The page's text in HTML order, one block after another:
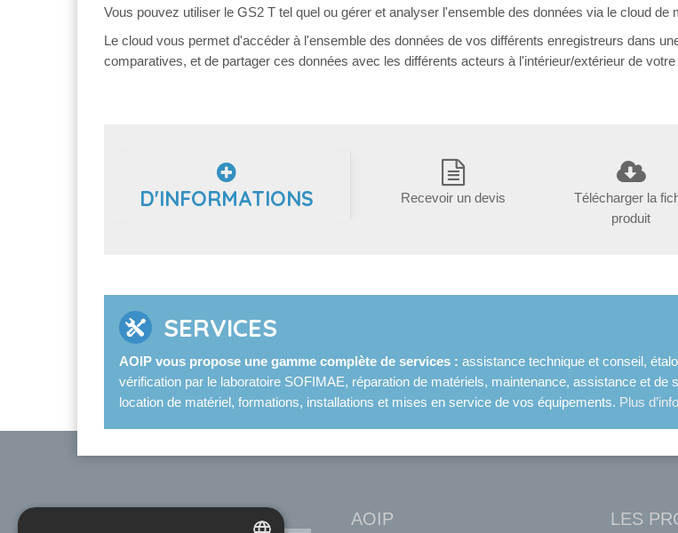
Vous pouvez utiliser le GS2 T tel quel ou gérer et analyser l'ensemble des données via le cloud de
Le cloud vous permet d'accéder à l'ensemble des données de vos différents enregistreurs dans
comparatives, et de partager ces données avec les différents acteurs à l'intérieur/extérieur de votre
D'INFORMATIONS Recevoir un devis
Télécharger la
produit
SERVICES
AOIP vous propose une gamme complète de services : assistance technique et conseil,
vérification par le laboratoire SOFIMAE, réparation de matériels, maintenance, assistance et de
location de matériel, formations, installations et mises en service de vos équipements. Plus
AOIP LES